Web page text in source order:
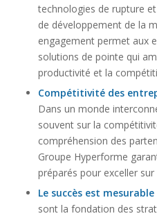
technologies de rupture
de développement de la
engagement permet aux
solutions de pointe qui
productivité et la
Compétitivité des
Dans un monde
souvent sur la
compréhension des
Groupe Hyperforme
préparés pour exceller
Le succès est mesurable
sont la fondation des